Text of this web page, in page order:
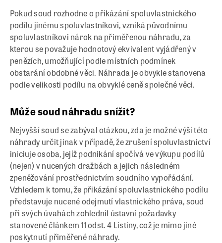
Pokud soud rozhodne o přikázání spoluvlastnického
podílu jinému spoluvlastníkovi, vzniká původnímu
spoluvlastníkovi nárok na přiměřenou náhradu, za
kterou se považuje hodnotový ekvivalent vyjádřený v
penězích, umožňující podle místních podmínek
obstarání obdobné věci. Náhrada je obvykle stanovena
podle velikosti podílu na obvyklé ceně společné věci.
Může soud náhradu snížit?
Nejvyšší soud se zabýval otázkou, zda je možné výši této
náhrady určit jinak v případě, že zrušení spoluvlastnictví
iniciuje osoba, jejíž podnikání spočívá ve výkupu podílů
(nejen) v nucených dražbách a jejich následném
zpeněžování prostřednictvím soudního vypořádání.
Vzhledem k tomu, že přikázání spoluvlastnického podílu
představuje nucené odejmutí vlastnického práva, soud
při svých úvahách zohlednil ústavní požadavky
stanovené článkem 11 odst. 4 Listiny, což je mimo jiné
poskytnutí přiměřené náhrady.